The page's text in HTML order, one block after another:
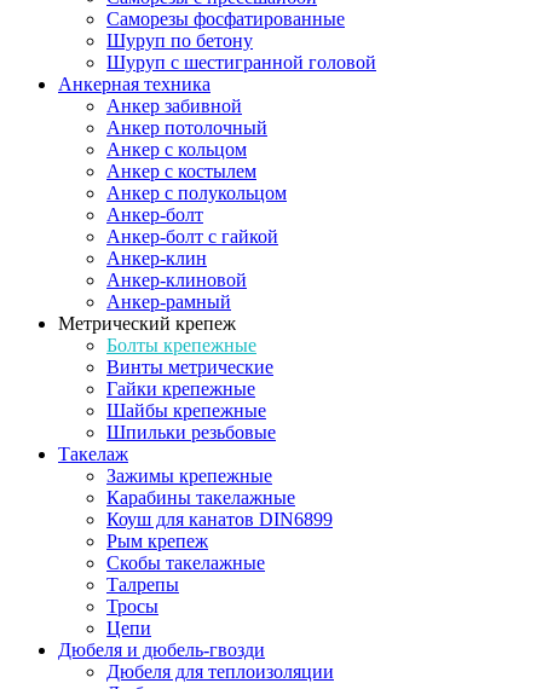
Саморезы фосфатированные
Шуруп по бетону
Шуруп с шестигранной головой
Анкерная техника
Анкер забивной
Анкер потолочный
Анкер с кольцом
Анкер с костылем
Анкер с полукольцом
Анкер-болт
Анкер-болт с гайкой
Анкер-клин
Анкер-клиновой
Анкер-рамный
Метрический крепеж
Болты крепежные
Винты метрические
Гайки крепежные
Шайбы крепежные
Шпильки резьбовые
Такелаж
Зажимы крепежные
Карабины такелажные
Коуш для канатов DIN6899
Рым крепеж
Скобы такелажные
Талрепы
Тросы
Цепи
Дюбеля и дюбель-гвозди
Дюбеля для теплоизоляции